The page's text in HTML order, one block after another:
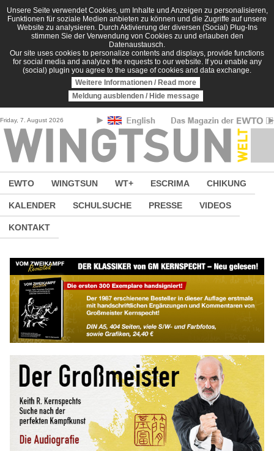
Direkt zum Inhalt
Unsere Seite verwendet Cookies, um Inhalte und Anzeigen zu personalisieren,
Funktionen für soziale Medien anbieten zu können und die Zugriffe auf unsere
Website zu analysieren. Durch Aktivierung der diversen (Social) Plug-Ins
stimmen Sie der Verwendung von Cookies zu und erlauben den
Datenaustausch.
Our site uses cookies to personalize contents and displays, provide functions
for social media and analyize the requests to our website. If you enable any
(social) plugin you agree to the usage of cookies and data exchange.
Weitere Informationen / Read more
Meldung ausblenden / Hide message
Friday, 7. August 2026
EWTO WINGTSUN WT+ ESCRIMA CHIKUNG
KALENDER SCHULSUCHE PRESSE VIDEOS
KONTAKT